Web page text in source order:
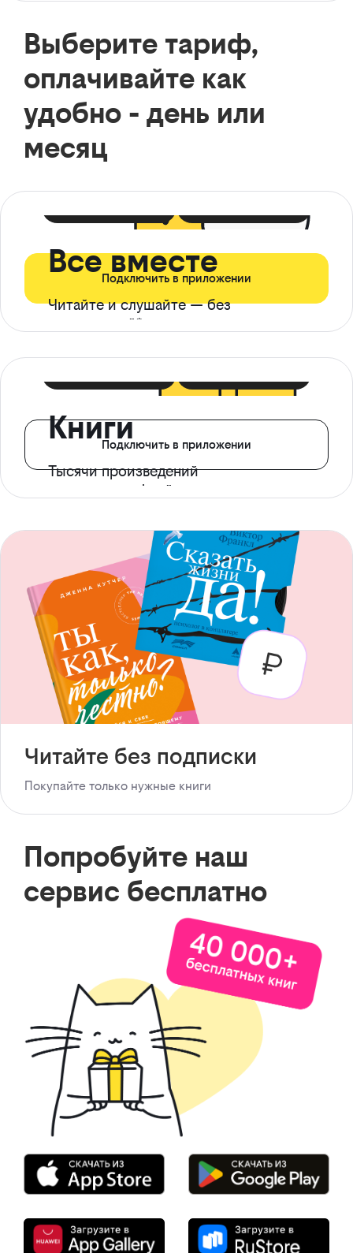
Выберите тариф,
оплачивайте как
удобно - день или
месяц
Все вместе
Читайте и слушайте — без
ограничений*
Подключить в приложении
Книги
Тысячи произведений
с доступом офлайн
Подключить в приложении
Читайте без подписки
Покупайте только нужные книги
Попробуйте наш
сервис бесплатно